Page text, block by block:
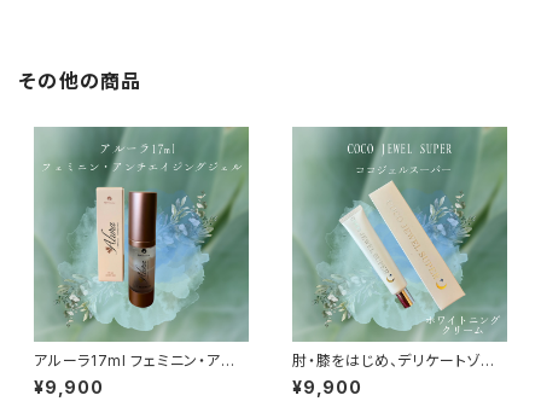
その他の商品
アルーラ17ml フェミニン・アン
チエイジングジェル
¥9,900
肘・膝をはじめ、デリケートゾー
ンにも使用できる全身美白クリ
ーム coco jewel super+
¥9,900